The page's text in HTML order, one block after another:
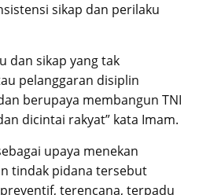
sikap dan perilaku
dan sikap yang tak
pelanggaran disiplin
berupaya membangun TNI
dicintai rakyat” kata Imam.
upaya menekan
tindak pidana tersebut
terencana, terpadu